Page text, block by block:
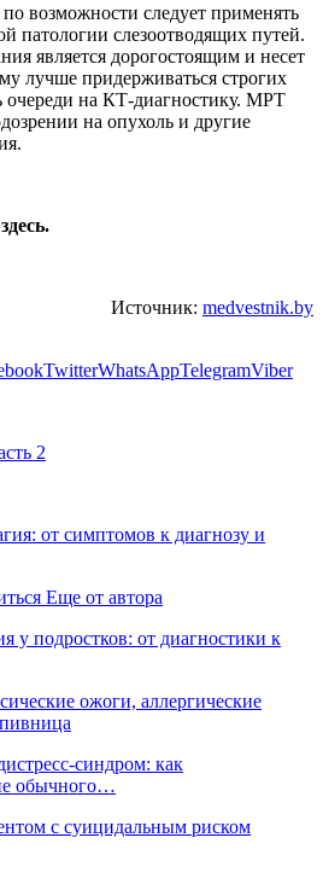
возможности следует применять
патологии слезоотводящих путей.
является дорогостоящим и несет
лучше придерживаться строгих
очереди на КТ-диагностику. МРТ
на опухоль и другие
здесь.
Источник: medvestnik.by
TwitterWhatsAppTelegramViber
2
от симптомов к диагнозу и
Еще от автора
у подростков: от диагностики к
ожоги, аллергические
синдром: как
обычного…
с суицидальным риском